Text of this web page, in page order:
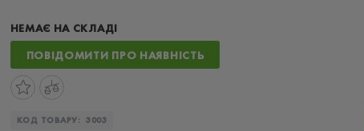
НЕМАЄ НА СКЛАДІ
ПОВІДОМИТИ ПРО НАЯВНІСТЬ
КОД ТОВАРУ: 3003